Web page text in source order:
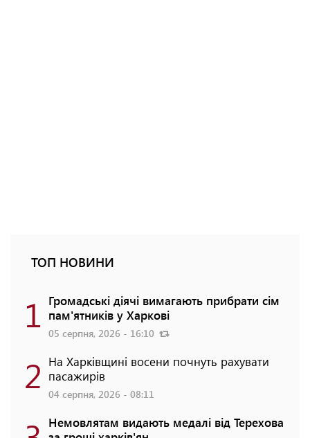
ТОП НОВИНИ
1 Громадські діячі вимагають прибрати сім
пам'ятників у Харкові
05 серпня, 2026 - 16:10
2 На Харківщині восени почнуть рахувати
пасажирів
04 серпня, 2026 - 08:11
Немовлятам видають медалі від Терехова